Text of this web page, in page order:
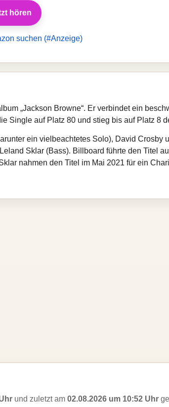
hören
suchen (#Anzeige)
„Jackson Browne“. Er verbindet ein
Single auf Platz 80 und stieg bis auf Platz 8
ein vielbeachtetes Solo), David Crosby
Sklar (Bass). Billboard führte den Titel
nahmen den Titel im Mai 2021 für ein
und zuletzt am 02.08.2026 um 10:52 Uhr